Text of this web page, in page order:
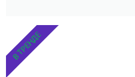
В ТРЕНДЕ